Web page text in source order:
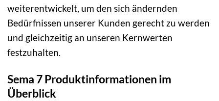
weiterentwickelt, um den sich ändernden
Bedürfnissen unserer Kunden gerecht zu werden
und gleichzeitig an unseren Kernwerten
festzuhalten.
Sema 7 Produktinformationen im
Überblick